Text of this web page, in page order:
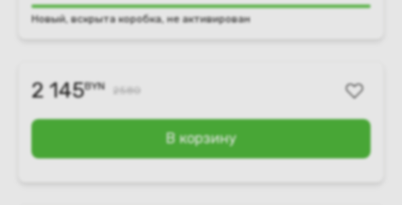
Новый, вскрыта коробка, не активирован
2 145BYN 2580
В корзину